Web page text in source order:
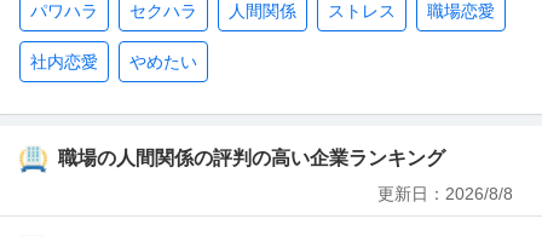
パワハラ セクハラ 人間関係 ストレス 職場恋愛
社内恋愛 やめたい
職場の人間関係の評判の高い企業ランキング
更新日： 2026/8/8